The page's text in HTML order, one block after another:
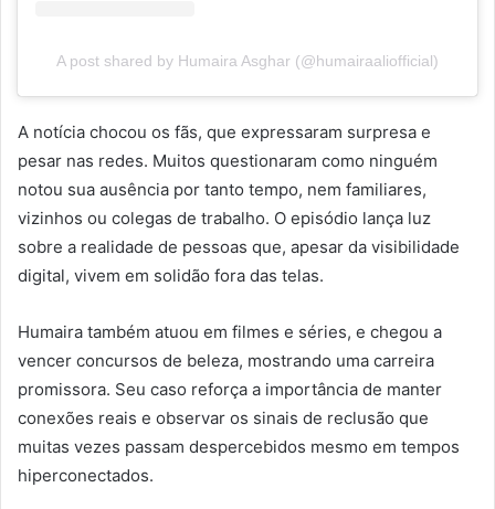
A post shared by Humaira Asghar (@humairaaliofficial)
A notícia chocou os fãs, que expressaram surpresa e
pesar nas redes. Muitos questionaram como ninguém
notou sua ausência por tanto tempo, nem familiares,
vizinhos ou colegas de trabalho. O episódio lança luz
sobre a realidade de pessoas que, apesar da visibilidade
digital, vivem em solidão fora das telas.
Humaira também atuou em filmes e séries, e chegou a
vencer concursos de beleza, mostrando uma carreira
promissora. Seu caso reforça a importância de manter
conexões reais e observar os sinais de reclusão que
muitas vezes passam despercebidos mesmo em tempos
hiperconectados.